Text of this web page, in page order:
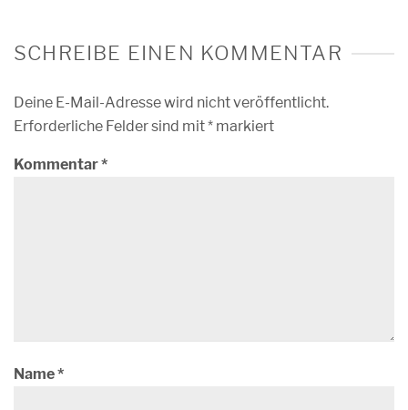
SCHREIBE EINEN KOMMENTAR
Deine E-Mail-Adresse wird nicht veröffentlicht.
Erforderliche Felder sind mit* markiert
Kommentar*
Name*